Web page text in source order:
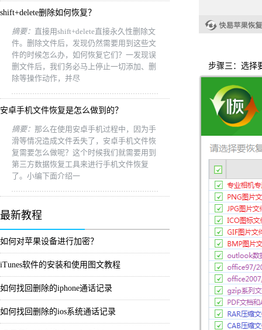
shift+delete删除如何恢复？
摘要： 直接用shift+delete直接永久性删除文
件。删除文件后，发现仍然需要用到这些文
件的时候怎么办，如何恢复它们？一发现误
删文件后，我们务必马上停止一切添加、删
除等操作动作，并尽
安卓手机文件恢复是怎么做到的？
摘要： 那么在使用安卓手机过程中，因为手
滑等情况造成文件丢失了，安卓手机文件恢
复需要怎么做呢？这个时候我们就需要用到
第三方数据恢复工具来进行手机文件恢复
了。小编下面介绍一
最新教程
如何对苹果设备进行加密？
iTunes软件的安装和使用图文教程
如何找回删除的iphone通话记录
如何找回删除的ios系统通话记录
步骤三：选择